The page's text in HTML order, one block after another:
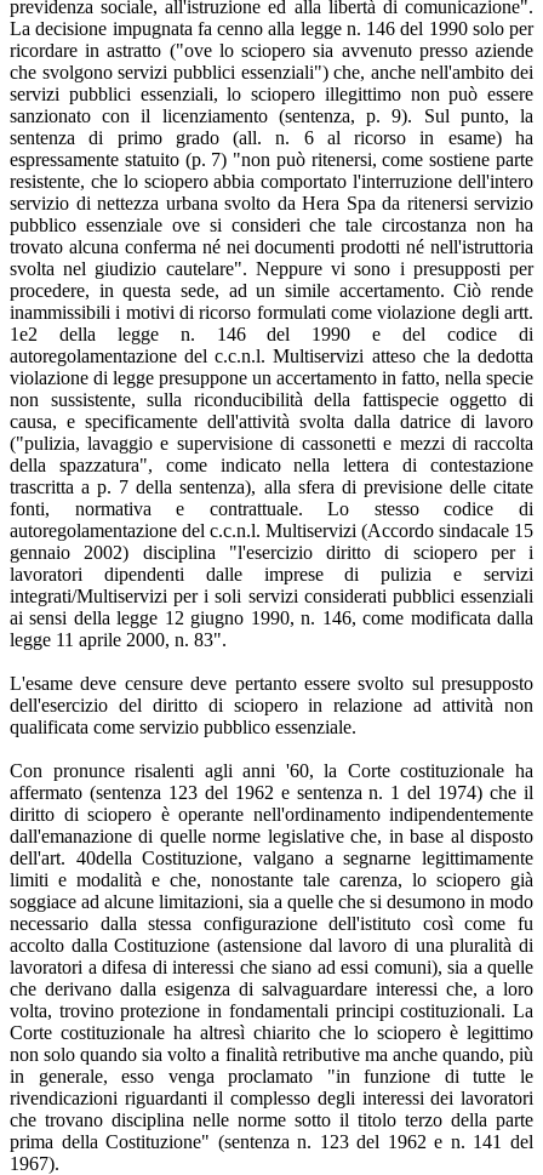
previdenza sociale, all'istruzione ed alla libertà di comunicazione".
La decisione impugnata fa cenno alla legge n. 146 del 1990 solo per
ricordare in astratto ("ove lo sciopero sia avvenuto presso aziende
che svolgono servizi pubblici essenziali") che, anche nell'ambito dei
servizi pubblici essenziali, lo sciopero illegittimo non può essere
sanzionato con il licenziamento (sentenza, p. 9). Sul punto, la
sentenza di primo grado (all. n. 6 al ricorso in esame) ha
espressamente statuito (p. 7) "non può ritenersi, come sostiene parte
resistente, che lo sciopero abbia comportato l'interruzione dell'intero
servizio di nettezza urbana svolto da Hera Spa da ritenersi servizio
pubblico essenziale ove si consideri che tale circostanza non ha
trovato alcuna conferma né nei documenti prodotti né nell'istruttoria
svolta nel giudizio cautelare". Neppure vi sono i presupposti per
procedere, in questa sede, ad un simile accertamento. Ciò rende
inammissibili i motivi di ricorso formulati come violazione degli artt.
1e2 della legge n. 146 del 1990 e del codice di
autoregolamentazione del c.c.n.l. Multiservizi atteso che la dedotta
violazione di legge presuppone un accertamento in fatto, nella specie
non sussistente, sulla riconducibilità della fattispecie oggetto di
causa, e specificamente dell'attività svolta dalla datrice di lavoro
("pulizia, lavaggio e supervisione di cassonetti e mezzi di raccolta
della spazzatura", come indicato nella lettera di contestazione
trascritta a p. 7 della sentenza), alla sfera di previsione delle citate
fonti, normativa e contrattuale. Lo stesso codice di
autoregolamentazione del c.c.n.l. Multiservizi (Accordo sindacale 15
gennaio 2002) disciplina "l'esercizio diritto di sciopero per i
lavoratori dipendenti dalle imprese di pulizia e servizi
integrati/Multiservizi per i soli servizi considerati pubblici essenziali
ai sensi della legge 12 giugno 1990, n. 146, come modificata dalla
legge 11 aprile 2000, n. 83".
L'esame deve censure deve pertanto essere svolto sul presupposto
dell'esercizio del diritto di sciopero in relazione ad attività non
qualificata come servizio pubblico essenziale.
Con pronunce risalenti agli anni '60, la Corte costituzionale ha
affermato (sentenza 123 del 1962 e sentenza n. 1 del 1974) che il
diritto di sciopero è operante nell'ordinamento indipendentemente
dall'emanazione di quelle norme legislative che, in base al disposto
dell'art. 40della Costituzione, valgano a segnarne legittimamente
limiti e modalità e che, nonostante tale carenza, lo sciopero già
soggiace ad alcune limitazioni, sia a quelle che si desumono in modo
necessario dalla stessa configurazione dell'istituto così come fu
accolto dalla Costituzione (astensione dal lavoro di una pluralità di
lavoratori a difesa di interessi che siano ad essi comuni), sia a quelle
che derivano dalla esigenza di salvaguardare interessi che, a loro
volta, trovino protezione in fondamentali principi costituzionali. La
Corte costituzionale ha altresì chiarito che lo sciopero è legittimo
non solo quando sia volto a finalità retributive ma anche quando, più
in generale, esso venga proclamato "in funzione di tutte le
rivendicazioni riguardanti il complesso degli interessi dei lavoratori
che trovano disciplina nelle norme sotto il titolo terzo della parte
prima della Costituzione" (sentenza n. 123 del 1962 e n. 141 del
1967).